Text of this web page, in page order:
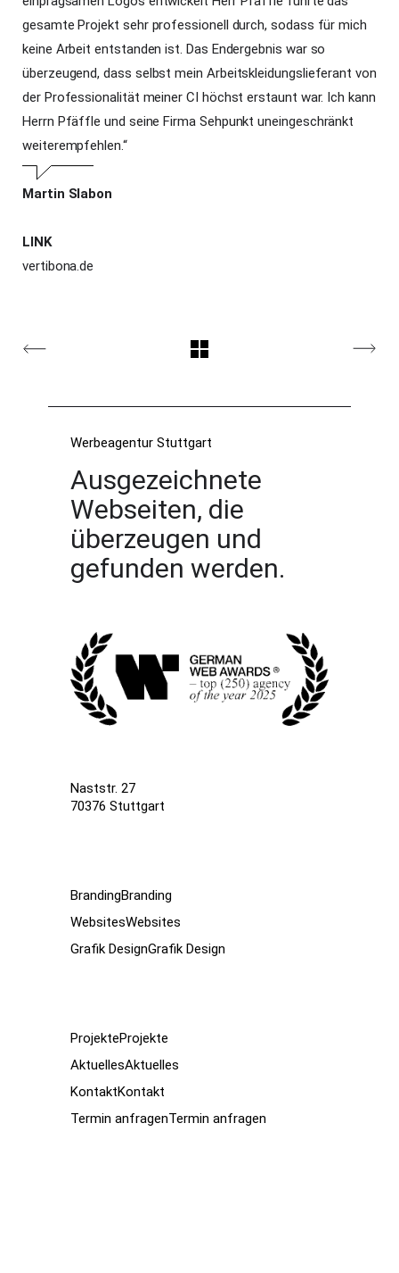
gesamte Projekt sehr professionell durch, sodass für mich
keine Arbeit entstanden ist. Das Endergebnis war so
überzeugend, dass selbst mein Arbeitskleidungslieferant von
der Professionalität meiner CI höchst erstaunt war. Ich kann
Herrn Pfäffle und seine Firma Sehpunkt uneingeschränkt
weiterempfehlen.“
Martin Slabon
LINK
vertibona.de
Werbeagentur Stuttgart
Ausgezeichnete
Webseiten, die
überzeugen und
gefunden werden.
Naststr. 27
70376 Stuttgart
BrandingBranding
WebsitesWebsites
Grafik DesignGrafik Design
ProjekteProjekte
AktuellesAktuelles
KontaktKontakt
Termin anfragenTermin anfragen